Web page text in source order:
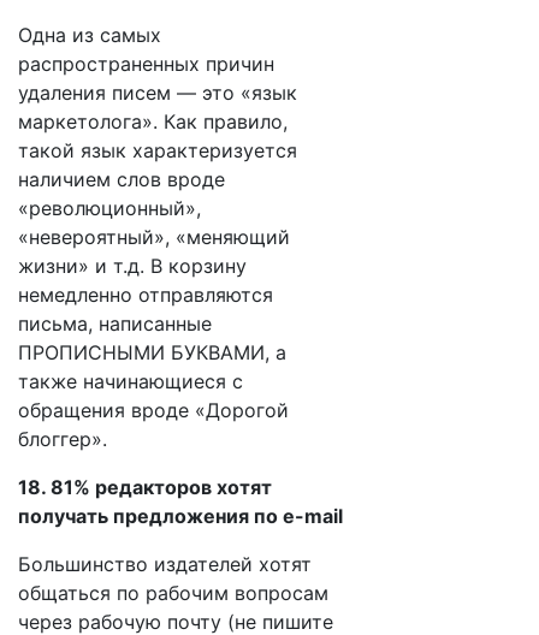
Одна из самых
распространенных причин
удаления писем — это «язык
маркетолога». Как правило,
такой язык характеризуется
наличием слов вроде
«революционный»,
«невероятный», «меняющий
жизни» и т.д. В корзину
немедленно отправляются
письма, написанные
ПРОПИСНЫМИ БУКВАМИ, а
также начинающиеся с
обращения вроде «Дорогой
блоггер».
18. 81% редакторов хотят
получать предложения по e-mail
Большинство издателей хотят
общаться по рабочим вопросам
через рабочую почту (не пишите